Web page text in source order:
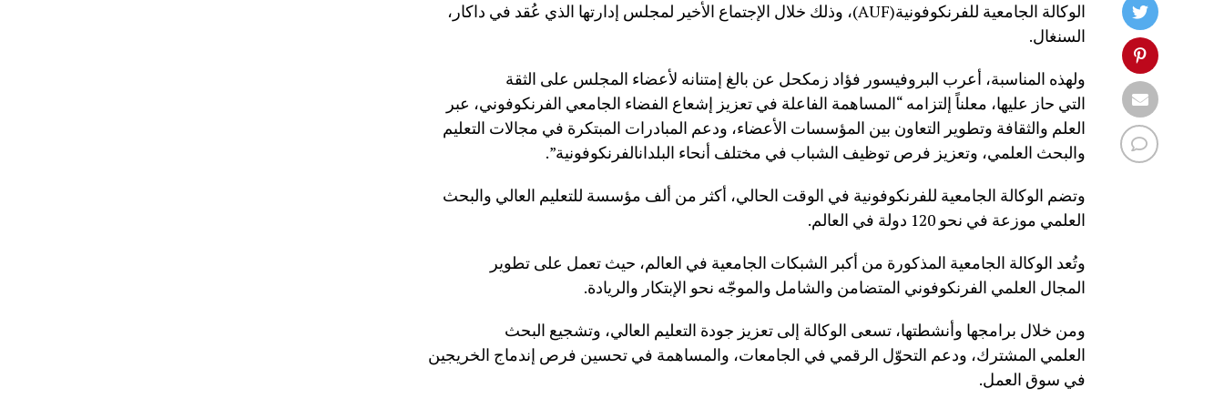
الوكالة الجامعية للفرنكوفونية(AUF)، وذلك خلال الإجتماع الأخير لمجلس إدارتها الذي عُقد في داكار،
السنغال.
ولهذه المناسبة، أعرب البروفيسور فؤاد زمكحل عن بالغ إمتنانه لأعضاء المجلس على الثقة
التي حاز عليها، معلناً إلتزامه “المساهمة الفاعلة في تعزيز إشعاع الفضاء الجامعي الفرنكوفوني، عبر
العلم والثقافة وتطوير التعاون بين المؤسسات الأعضاء، ودعم المبادرات المبتكرة في مجالات التعليم
والبحث العلمي، وتعزيز فرص توظيف الشباب في مختلف أنحاء البلدانالفرنكوفونية”.
وتضم الوكالة الجامعية للفرنكوفونية في الوقت الحالي، أكثر من ألف مؤسسة للتعليم العالي والبحث
العلمي موزعة في نحو 120 دولة في العالم.
وتُعد الوكالة الجامعية المذكورة من أكبر الشبكات الجامعية في العالم، حيث تعمل على تطوير
المجال العلمي الفرنكوفوني المتضامن والشامل والموجّه نحو الإبتكار والريادة.
ومن خلال برامجها وأنشطتها، تسعى الوكالة إلى تعزيز جودة التعليم العالي، وتشجيع البحث
العلمي المشترك، ودعم التحوّل الرقمي في الجامعات، والمساهمة في تحسين فرص إندماج الخريجين
في سوق العمل.